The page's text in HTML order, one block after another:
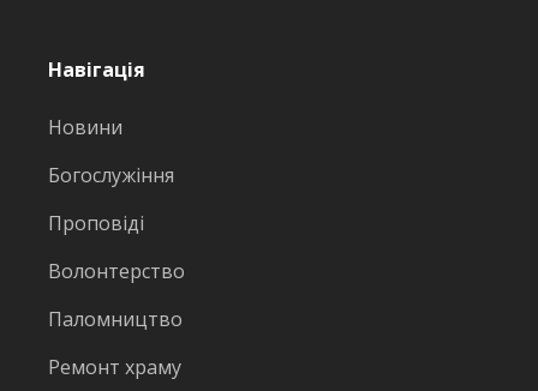
Навігація
Новини
Богослужіння
Проповіді
Волонтерство
Паломництво
Ремонт храму